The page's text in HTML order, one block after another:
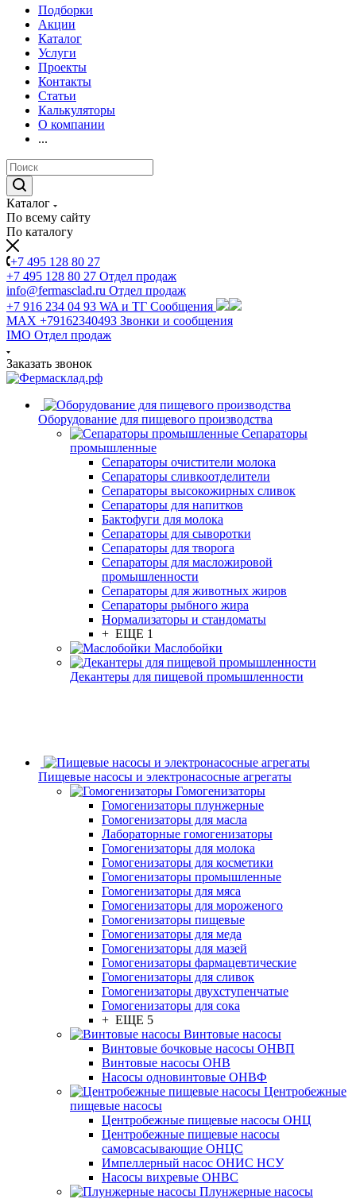
Подборки
Акции
Каталог
Услуги
Проекты
Контакты
Статьи
Калькуляторы
О компании
...
Каталог
По всему сайту
По каталогу
+7 495 128 80 27
+7 495 128 80 27 Отдел продаж
info@fermasclad.ru Отдел продаж
+7 916 234 04 93 WA и ТГ Сообщения
MAX +79162340493 Звонки и сообщения
IMO Отдел продаж
Заказать звонок
Оборудование для пищевого производства
Сепараторы
промышленные
Сепараторы очистители молока
Сепараторы сливкоотделители
Сепараторы высокожирных сливок
Сепараторы для напитков
Бактофуги для молока
Сепараторы для сыворотки
Сепараторы для творога
Сепараторы для масложировой
промышленности
Сепараторы для животных жиров
Сепараторы рыбного жира
Нормализаторы и стандоматы
+ ЕЩЕ 1
Маслобойки
Декантеры для пищевой промышленности
Пищевые насосы и электронасосные агрегаты
Гомогенизаторы
Гомогенизаторы плунжерные
Гомогенизаторы для масла
Лабораторные гомогенизаторы
Гомогенизаторы для молока
Гомогенизаторы для косметики
Гомогенизаторы промышленные
Гомогенизаторы для мяса
Гомогенизаторы для мороженого
Гомогенизаторы пищевые
Гомогенизаторы для меда
Гомогенизаторы для мазей
Гомогенизаторы фармацевтические
Гомогенизаторы для сливок
Гомогенизаторы двухступенчатые
Гомогенизаторы для сока
+ ЕЩЕ 5
Винтовые насосы
Винтовые бочковые насосы ОНВП
Винтовые насосы ОНВ
Насосы одновинтовые ОНВФ
Центробежные
пищевые насосы
Центробежные пищевые насосы ОНЦ
Центробежные пищевые насосы
самовсасывающие ОНЦС
Импеллерный насос ОНИС НСУ
Насосы вихревые ОНВС
Плунжерные насосы